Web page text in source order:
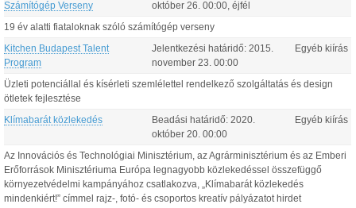
Számítógép Verseny
október 26 00:00 , éjfél
19 év alatti fiataloknak szóló számítógép verseny
Kitchen Budapest Talent
Program
Jelentkezési határidő: 2015.
november 23 00:00
Egyéb kiírás
Üzleti potenciállal és kísérleti szemlélettel rendelkező szolgáltatás és design
ötletek fejlesztése
Klímabarát közlekedés Beadási határidő: 2020.
október 20 00:00
Egyéb kiírás
Az Innovációs és Technológiai Minisztérium, az Agrárminisztérium és az Emberi
Erőforrások Minisztériuma Európa legnagyobb közlekedéssel összefüggő
környezetvédelmi kampányához csatlakozva, „Klímabarát közlekedés
mindenkiért!” címmel rajz-, fotó- és csoportos kreatív pályázatot hirdet